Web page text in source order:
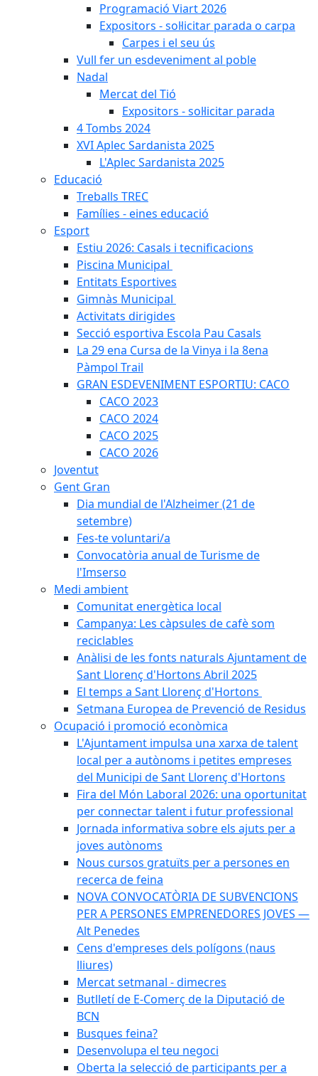
Programació Viart 2026
Expositors - sol·licitar parada o carpa
Carpes i el seu ús
Vull fer un esdeveniment al poble
Nadal
Mercat del Tió
Expositors - sol·licitar parada
4 Tombs 2024
XVI Aplec Sardanista 2025
L'Aplec Sardanista 2025
Educació
Treballs TREC
Famílies - eines educació
Esport
Estiu 2026: Casals i tecnificacions
Piscina Municipal
Entitats Esportives
Gimnàs Municipal
Activitats dirigides
Secció esportiva Escola Pau Casals
La 29 ena Cursa de la Vinya i la 8ena
Pàmpol Trail
GRAN ESDEVENIMENT ESPORTIU: CACO
CACO 2023
CACO 2024
CACO 2025
CACO 2026
Joventut
Gent Gran
Dia mundial de l'Alzheimer (21 de
setembre)
Fes-te voluntari/a
Convocatòria anual de Turisme de
l'Imserso
Medi ambient
Comunitat energètica local
Campanya: Les càpsules de cafè som
reciclables
Anàlisi de les fonts naturals Ajuntament de
Sant Llorenç d'Hortons Abril 2025
El temps a Sant Llorenç d'Hortons
Setmana Europea de Prevenció de Residus
Ocupació i promoció econòmica
L'Ajuntament impulsa una xarxa de talent
local per a autònoms i petites empreses
del Municipi de Sant Llorenç d'Hortons
Fira del Món Laboral 2026: una oportunitat
per connectar talent i futur professional
Jornada informativa sobre els ajuts per a
joves autònoms
Nous cursos gratuïts per a persones en
recerca de feina
NOVA CONVOCATÒRIA DE SUBVENCIONS
PER A PERSONES EMPRENEDORES JOVES —
Alt Penedes
Cens d'empreses dels polígons (naus
lliures)
Mercat setmanal - dimecres
Butlletí de E-Comerç de la Diputació de
BCN
Busques feina?
Desenvolupa el teu negoci
Oberta la selecció de participants per a